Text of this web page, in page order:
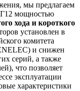
мы предлагаем
мощностью
хода и короткого
установлен в
комитета
и снижен
серий, а также
что позволяет
эксплуатации
характеристики